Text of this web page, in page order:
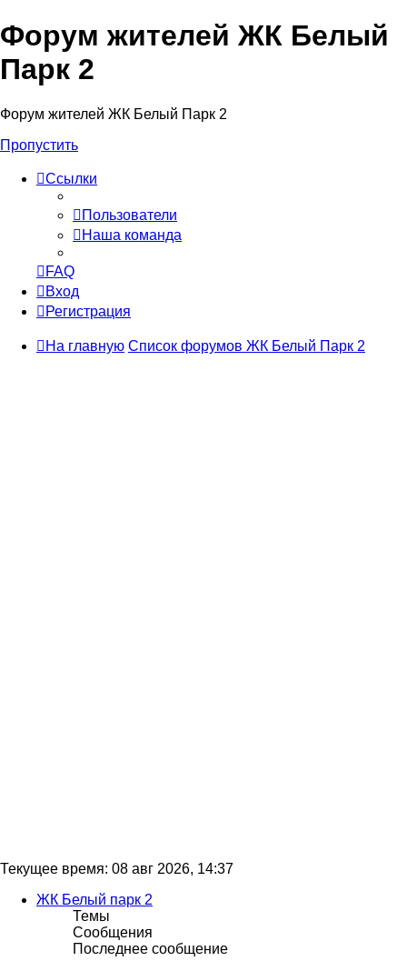
Форум жителей ЖК Белый
Парк 2
Форум жителей ЖК Белый Парк 2
Пропустить
Ссылки
Пользователи
Наша команда
FAQ
Вход
Регистрация
На главную Список форумов ЖК Белый Парк 2
Текущее время: 08 авг 2026, 14:37
ЖК Белый парк 2
Темы
Сообщения
Последнее сообщение